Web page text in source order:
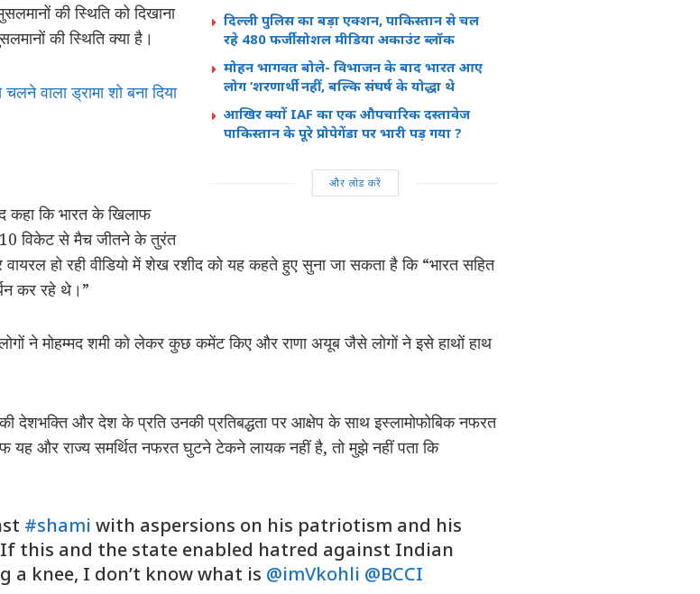
दिल्ली पुलिस का बड़ा एक्शन, पाकिस्तान से चल
रहे 480 फर्जी सोशल मीडिया अकाउंट ब्लॉक
मोहन भागवत बोले- विभाजन के बाद भारत आए
लोग ‘शरणार्थी’ नहीं, बल्कि संघर्ष के योद्धा थे
आखिर क्यों IAF का एक औपचारिक दस्तावेज
पाकिस्तान के पूरे प्रोपेगेंडा पर भारी पड़ गया ?
और लोड करें
की स्थिति को दिखाना
की स्थिति क्या है।
वाला ड्रामा शो बना दिया
कहा कि भारत के खिलाफ
10 विकेट से मैच जीतने के तुरंत
हो रही वीडियो में शेख रशीद को यह कहते हुए सुना जा सकता है कि “भारत सहित
कर रहे थे।”
ने मोहम्मद शमी को लेकर कुछ कमेंट किए और राणा अयूब जैसे लोगों ने इसे हाथों हाथ
देशभक्ति और देश के प्रति उनकी प्रतिबद्धता पर आक्षेप के साथ इस्लामोफोबिक नफरत
यह और राज्य समर्थित नफरत घुटने टेकने लायक नहीं है, तो मुझे नहीं पता कि
#shami with aspersions on his patriotism and his
this and the state enabled hatred against Indian
knee, I don’t know what is @imVkohli @BCCI